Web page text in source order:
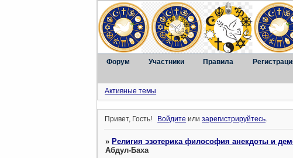
Форум Участники Правила
Активные темы
Привет, Гость! Войдите илизарегистрируйтесь.
»Религия эзотерика философия анекдоты и
Абдул-Баха